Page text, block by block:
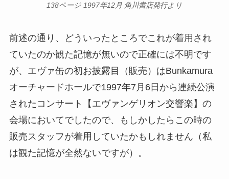
138ページ 1997年12月 角川書店発行より
前述の通り、どういったところでこれが着用され
ていたのか観た記憶が無いので正確には不明です
が、エヴァ缶の初お披露目（販売）はBunkamura
オーチャードホールで1997年7月6日から連続公演
されたコンサート【エヴァンゲリオン交響楽】の
会場においてでしたので、もしかしたらこの時の
販売スタッフが着用していたかもしれません（私
は観た記憶が全然ないですが）。